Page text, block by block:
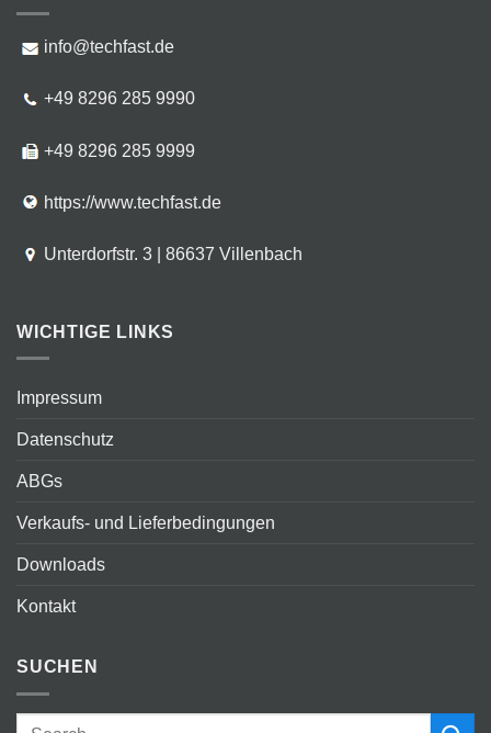
info@techfast.de
+49 8296 285 9990
+49 8296 285 9999
https://www.techfast.de
Unterdorfstr. 3 | 86637 Villenbach
WICHTIGE LINKS
Impressum
Datenschutz
ABGs
Verkaufs- und Lieferbedingungen
Downloads
Kontakt
SUCHEN